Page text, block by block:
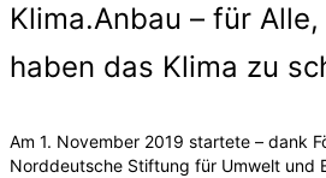
Klima.Anbau – für
haben das Klima zu
Am 1. November 2019 startete – dank
Norddeutsche Stiftung für Umwelt und